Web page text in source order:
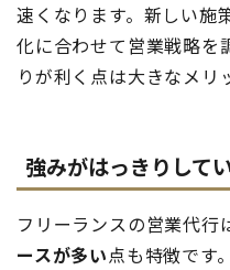
速くなります。新しい施
化に合わせて営業戦略を
りが利く点は大きなメリ
強みがはっきりして
フリーランスの営業代行
ースが多い点も特徴です